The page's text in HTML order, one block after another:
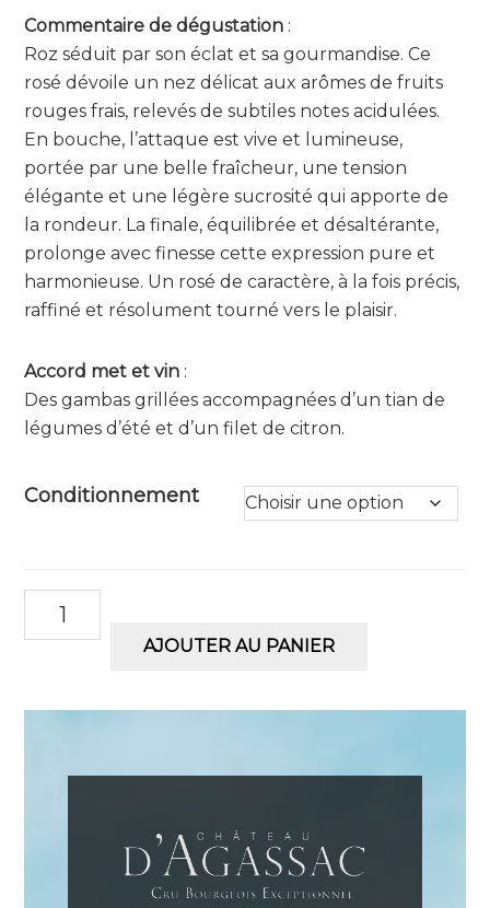
Commentaire de dégustation :
Roz séduit par son éclat et sa gourmandise. Ce
rosé dévoile un nez délicat aux arômes de fruits
rouges frais, relevés de subtiles notes acidulées.
En bouche, l’attaque est vive et lumineuse,
portée par une belle fraîcheur, une tension
élégante et une légère sucrosité qui apporte de
la rondeur. La finale, équilibrée et désaltérante,
prolonge avec finesse cette expression pure et
harmonieuse. Un rosé de caractère, à la fois précis,
raffiné et résolument tourné vers le plaisir.
Accord met et vin :
Des gambas grillées accompagnées d’un tian de
légumes d’été et d’un filet de citron.
Conditionnement
quantité
de
AJOUTER AU PANIER